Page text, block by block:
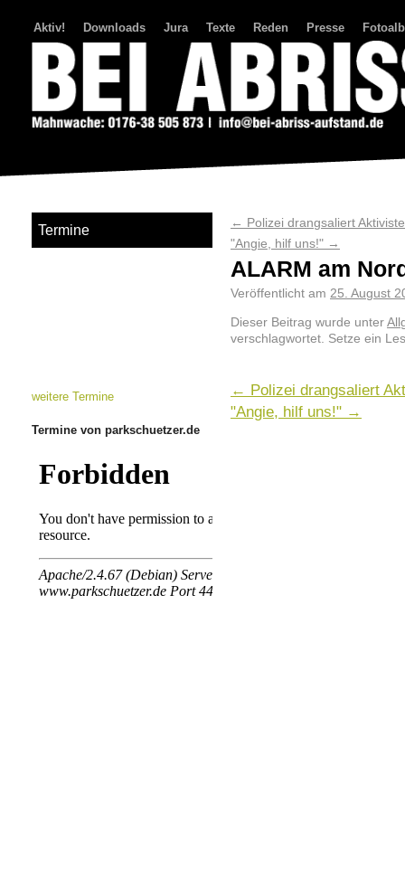
Aktiv! Downloads Jura Texte Reden Presse
← Polizei drangsaliert
"Angie, hilf uns!" →
ALARM am
Veröffentlicht am 25. August
Dieser Beitrag wurde unter
verschlagwortet. Setze ein
← Polizei drangsaliert
"Angie, hilf uns!" →
Termine
weitere Termine
Termine von parkschuetzer.de